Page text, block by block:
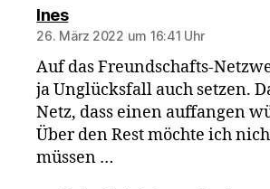
Inessagt:
26. März 2022 um 16:41 Uhr
Auf das Freundschafts-
ja Unglücksfall auch setzen.
Netz, dass einen auffangen
Über den Rest möchte ich
müssen …